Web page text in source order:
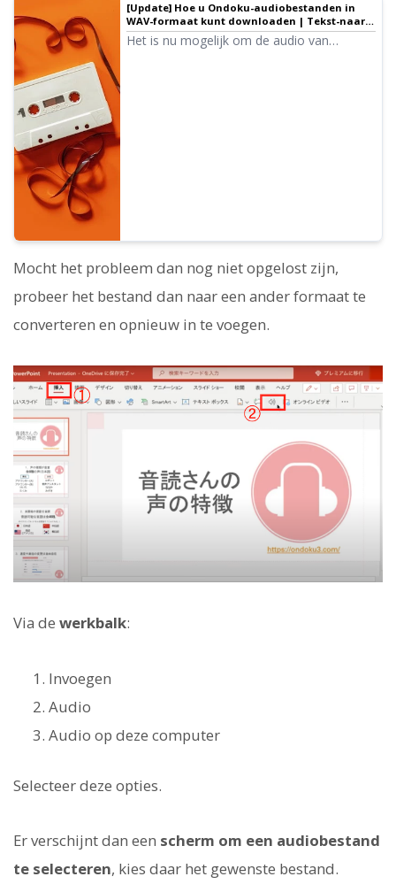
[Update] Hoe u Ondoku-audiobestanden in
WAV-formaat kunt downloaden | Tekst-naar-
spraak software Ondoku
Het is nu mogelijk om de audio van
Mocht het probleem dan nog niet opgelost zijn,
probeer het bestand dan naar een ander formaat te
converteren en opnieuw in te voegen.
Via de werkbalk:
Invoegen
Audio
Audio op deze computer
Selecteer deze opties.
Er verschijnt dan een scherm om een audiobestand
te selecteren, kies daar het gewenste bestand.